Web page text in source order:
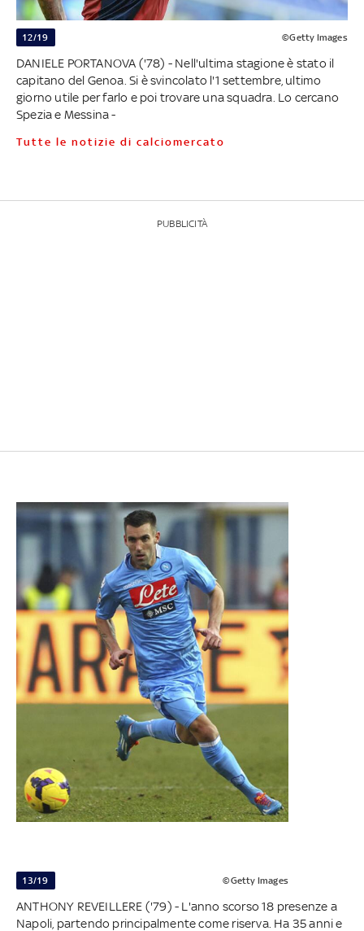
12/19 ©Getty Images
DANIELE PORTANOVA ('78) - Nell'ultima stagione è stato il
capitano del Genoa. Si è svincolato l'1 settembre, ultimo
giorno utile per farlo e poi trovare una squadra. Lo cercano
Spezia e Messina -
Tutte le notizie di calciomercato
PUBBLICITÀ
13/19 ©Getty Images
ANTHONY REVEILLERE ('79) - L'anno scorso 18 presenze a
Napoli, partendo principalmente come riserva. Ha 35 anni e